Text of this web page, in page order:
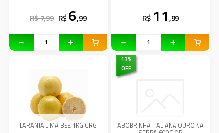
R$ 7,99 R$ 6,99 R$ 11,99
LARANJA LIMA BEE 1KG ORG
13%
OFF
ABOBRINHA ITALIANA OURO NA